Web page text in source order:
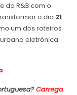
do R&B com o
o dia 21
um dos roteiros
eletrónica
Carrega